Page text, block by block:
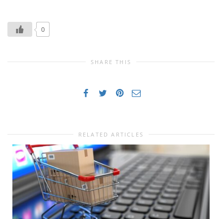
0
SHARE THIS
RELATED ARTICLES